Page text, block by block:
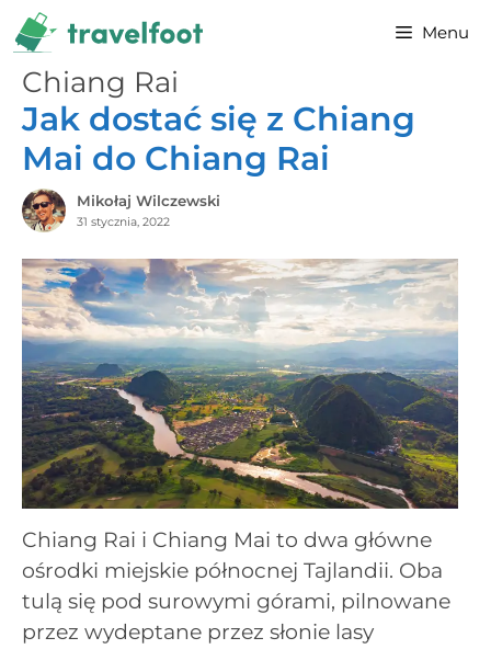
Przejdź
do
treści
Menu
Chiang Rai
Jak dostać się z Chiang
Mai do Chiang Rai
Mikołaj Wilczewski
31 stycznia, 2022
Chiang Rai i Chiang Mai to dwa główne
ośrodki miejskie północnej Tajlandii. Oba
tulą się pod surowymi górami, pilnowane
przez wydeptane przez słonie lasy